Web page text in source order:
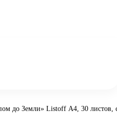
до Земли» Listoff А4, 30 листов,